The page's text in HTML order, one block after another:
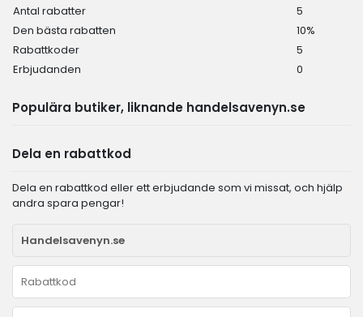
Antal rabatter
5
Den bästa rabatten
10%
Rabattkoder
5
Erbjudanden
0
Populära butiker, liknande handelsavenyn.se
Dela en rabattkod
Dela en rabattkod eller ett erbjudande som vi missat, och hjälp
andra spara pengar!